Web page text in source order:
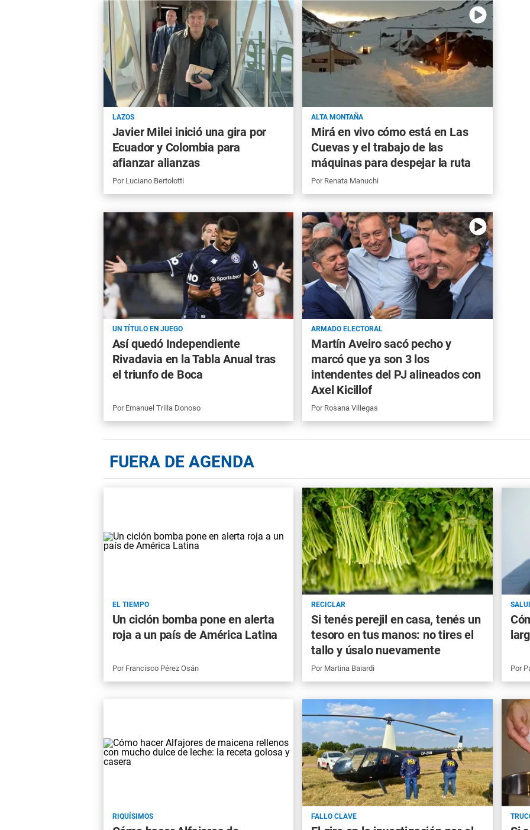
LAZOS
Javier Milei inició una gira por
Ecuador y Colombia para
afianzar alianzas
Por Luciano Bertolotti
ALTA MONTAÑA
Mirá en vivo cómo está en Las
Cuevas y el trabajo de las
máquinas para despejar la ruta
Por Renata Manuchi
UN TÍTULO EN JUEGO
Así quedó Independiente
Rivadavia en la Tabla Anual tras
el triunfo de Boca
Por Emanuel Trilla Donoso
ARMADO ELECTORAL
Martín Aveiro sacó pecho y
marcó que ya son 3 los
intendentes del PJ alineados con
Axel Kicillof
Por Rosana Villegas
FUERA DE AGENDA
EL TIEMPO
Un ciclón bomba pone en alerta
roja a un país de América Latina
Por Francisco Pérez Osán
RECICLAR
Si tenés perejil en casa, tenés un
tesoro en tus manos: no tires el
tallo y úsalo nuevamente
Por Martina Baiardi Por
RIQUÍSIMOS FALLO CLAVE